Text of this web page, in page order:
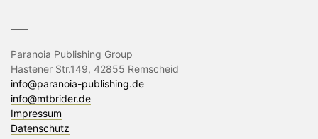
Paranoia Publishing Group
Hastener Str.149, 42855 Remscheid
info@paranoia-publishing.de
info@mtbrider.de
Impressum
Datenschutz